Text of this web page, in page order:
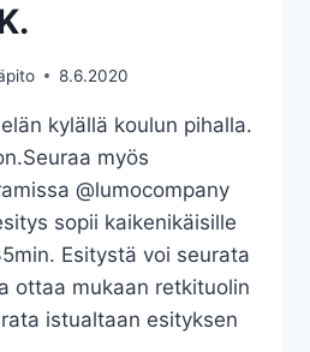
8.6.2020
kylällä koulun pihalla.
myös
@lumocompany
sopii kaikenikäisille
Esitystä voi seurata
ottaa mukaan retkituolin
istualtaan esityksen